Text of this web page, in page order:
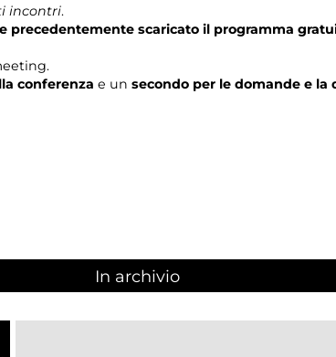
incontri.
precedentemente scaricato il programma
conferenza e un secondo per le domande e la
In archivio